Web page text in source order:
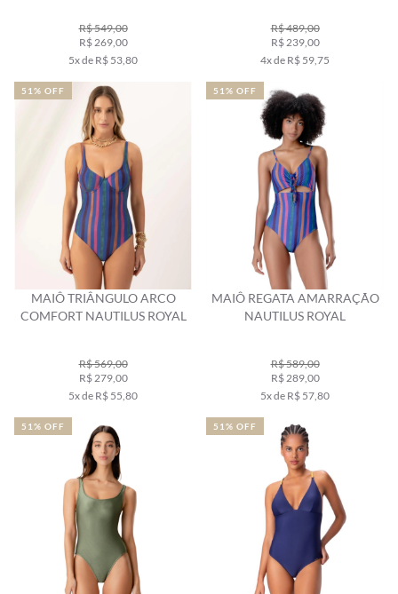
R$ 549,00
R$ 269,00
5x de R$ 53,80
R$ 489,00
R$ 239,00
4x de R$ 59,75
MAIÔ TRIÂNGULO ARCO
COMFORT NAUTILUS ROYAL
R$ 569,00
R$ 279,00
5x de R$ 55,80
51% OFF
MAIÔ REGATA AMARRAÇÃO
NAUTILUS ROYAL
R$ 589,00
R$ 289,00
5x de R$ 57,80
51% OFF
51% OFF 51% OFF